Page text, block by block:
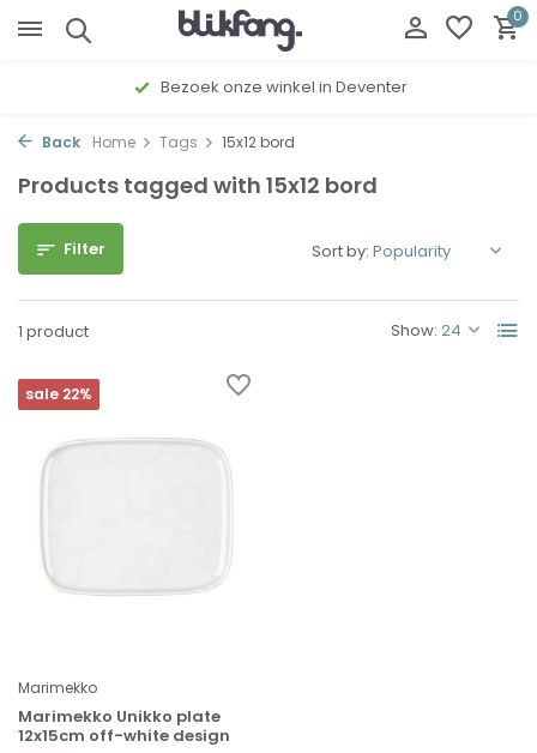
0
Bezoek onze winkel in Deventer
Back Home Tags 15x12 bord
Products tagged with 15x12 bord
Filter
1 product Show:
Sort by:
sale 22%
Marimekko
Marimekko Unikko plate
12x15cm off-white design